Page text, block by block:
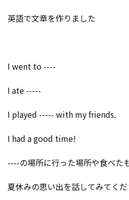
英語で文章を作りました
I went to ----
I ate -----
I played ----- with my friends.
I had a good time!
----の場所に行った場所や食べた
夏休みの思い出を話してみてく